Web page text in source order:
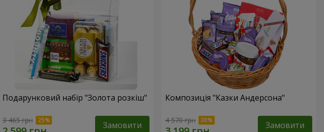
Подарунковий набір "Золота розкіш"
3 465 грн Замовити
Композиція "Казки Андерсона"
4 570 грн Замовити